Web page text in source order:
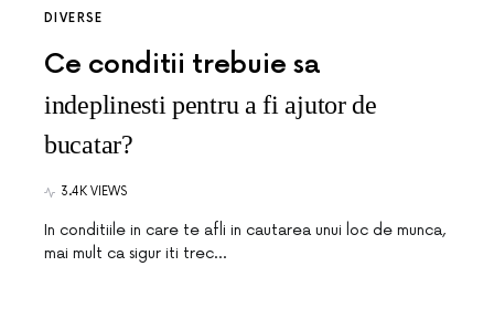
DIVERSE
Ce conditii trebuie sa
indeplinesti pentru a fi ajutor de
bucatar?
3.4K VIEWS
In conditiile in care te afli in cautarea unui loc de munca,
mai mult ca sigur iti trec…